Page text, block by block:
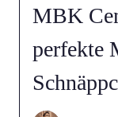
MBK
perfekte